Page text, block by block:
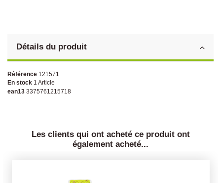
Détails du produit
Référence 121571
En stock 1 Article
ean13 3375761215718
Les clients qui ont acheté ce produit ont
également acheté...